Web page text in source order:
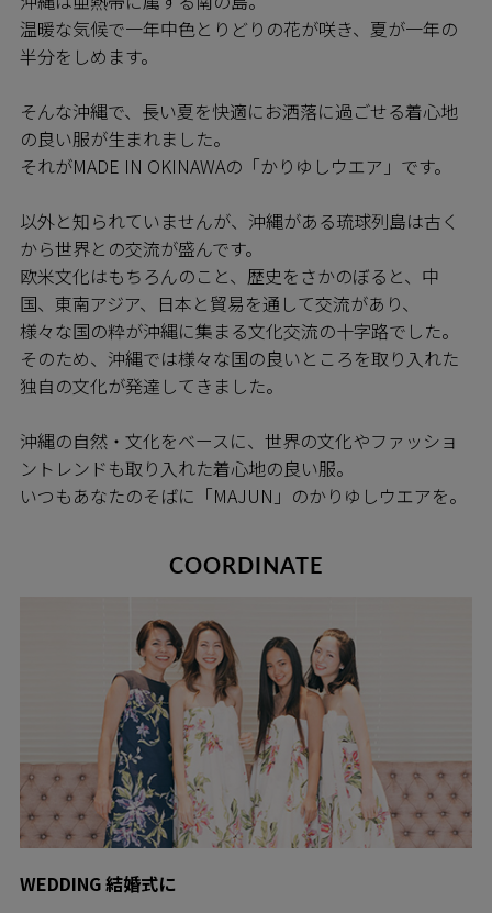
温暖な気候で一年中色とりどりの花が咲き、夏が一年の
半分をしめます。
そんな沖縄で、長い夏を快適にお洒落に過ごせる着心地
の良い服が生まれました。
それがMADE IN OKINAWAの「かりゆしウエア」です。
以外と知られていませんが、沖縄がある琉球列島は古く
から世界との交流が盛んです。
欧米文化はもちろんのこと、歴史をさかのぼると、中
国、東南アジア、日本と貿易を通して交流があり、
様々な国の粋が沖縄に集まる文化交流の十字路でした。
そのため、沖縄では様々な国の良いところを取り入れた
独自の文化が発達してきました。
沖縄の自然・文化をベースに、世界の文化やファッショ
ントレンドも取り入れた着心地の良い服。
いつもあなたのそばに「MAJUN」のかりゆしウエアを。
COORDINATE
WEDDING 結婚式に